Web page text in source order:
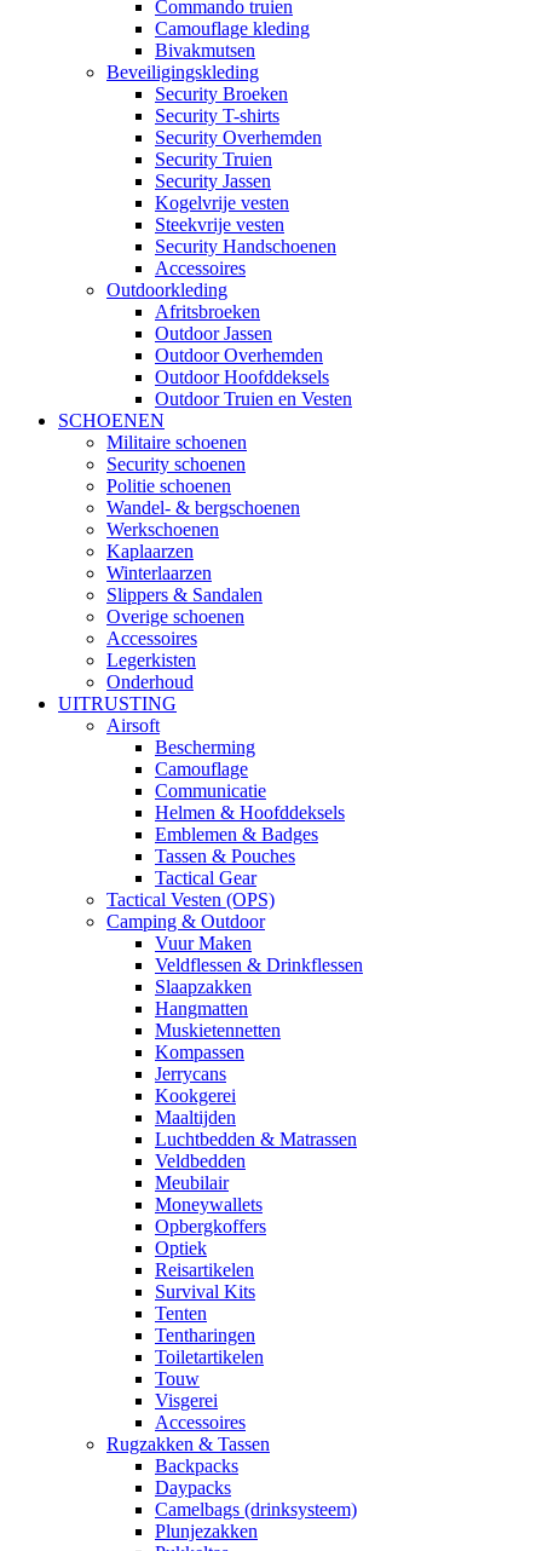
Commando truien
Camouflage kleding
Bivakmutsen
Beveiligingskleding
Security Broeken
Security T-shirts
Security Overhemden
Security Truien
Security Jassen
Kogelvrije vesten
Steekvrije vesten
Security Handschoenen
Accessoires
Outdoorkleding
Afritsbroeken
Outdoor Jassen
Outdoor Overhemden
Outdoor Hoofddeksels
Outdoor Truien en Vesten
SCHOENEN
Militaire schoenen
Security schoenen
Politie schoenen
Wandel- & bergschoenen
Werkschoenen
Kaplaarzen
Winterlaarzen
Slippers & Sandalen
Overige schoenen
Accessoires
Legerkisten
Onderhoud
UITRUSTING
Airsoft
Bescherming
Camouflage
Communicatie
Helmen & Hoofddeksels
Emblemen & Badges
Tassen & Pouches
Tactical Gear
Tactical Vesten (OPS)
Camping & Outdoor
Vuur Maken
Veldflessen & Drinkflessen
Slaapzakken
Hangmatten
Muskietennetten
Kompassen
Jerrycans
Kookgerei
Maaltijden
Luchtbedden & Matrassen
Veldbedden
Meubilair
Moneywallets
Opbergkoffers
Optiek
Reisartikelen
Survival Kits
Tenten
Tentharingen
Toiletartikelen
Touw
Visgerei
Accessoires
Rugzakken & Tassen
Backpacks
Daypacks
Camelbags (drinksysteem)
Plunjezakken